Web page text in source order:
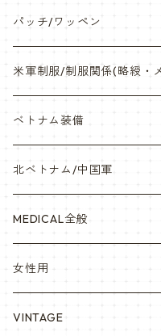
サンダル・Bag
サバゲー装備品・バッテリ
オリジナルパッチ
841マスク・BDUカスタム
赤ちゃん用
YARSOC
シャークマウス
海兵隊/USMC
陸軍/USARMY
空軍/USAF
海軍/USN
宇宙軍
トレーニングウエア集
ポーラテック/POLARTEC
パッチ/ワッペン
米軍制服/制服関係(略綬・
略綬・リボンバー・メダル等
ピンズ類 階級章(ランク)・
アメリカ軍制服
ベトナム装備
サムズミリタリ屋さん
セスラー中田商店さん
EA east asia
DRAGON ドラゴン
北ベトナム/中国軍
MEDICAL全般
女性用
ARC アメリカンレッドクロ
VINTAGE